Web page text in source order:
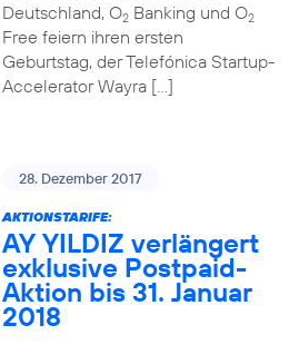
Deutschland, O2Banking und O2
Free feiern ihren ersten
Geburtstag, der Telefónica Startup-
Accelerator Wayra […]
28. Dezember 2017
AKTIONSTARIFE:
AY YILDIZ verlängert
exklusive Postpaid-
Aktion bis 31. Januar
2018